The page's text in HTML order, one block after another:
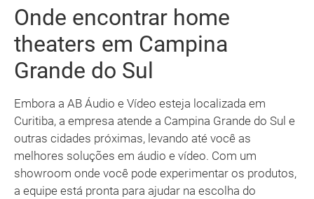
Onde encontrar home
theaters em Campina
Grande do Sul
Embora a AB Áudio e Vídeo esteja localizada em
Curitiba, a empresa atende a Campina Grande do Sul e
outras cidades próximas, levando até você as
melhores soluções em áudio e vídeo. Com um
showroom onde você pode experimentar os produtos,
a equipe está pronta para ajudar na escolha do